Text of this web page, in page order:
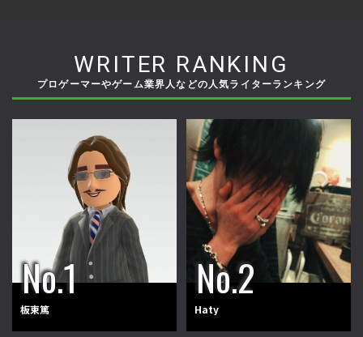
WRITER RANKING
プロゲーマーやゲーム業界人などの人気ライターランキング
板東篤 Haty